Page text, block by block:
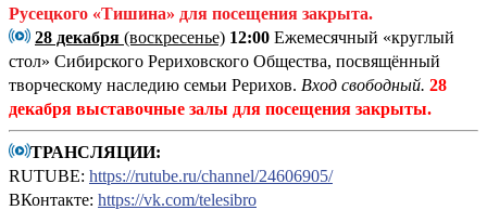
Русецкого «Тишина» для посещения закрыта.
28 декабря (воскресенье) 12:00 Ежемесячный «круглый
стол» Сибирского Рериховского Общества, посвящённый
творческому наследию семьи Рерихов. Вход свободный. 28
декабря выставочные залы для посещения закрыты.
ТРАНСЛЯЦИИ:
RUTUBE: https://rutube.ru/channel/24606905/
ВКонтакте: https://vk.com/telesibro